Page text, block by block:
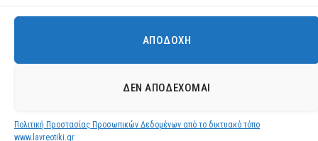
ΑΠΟΔΟΧΉ
ΔΕΝ ΑΠΟΔΈΧΟΜΑΙ
Πολιτική Προστασίας Προσωπικών Δεδομένων από το δικτυακό τόπο
www.lavreotiki.gr
Χρησιμοποιούμε cookies για να σας προσφέρουμε τη βέλτιστη εμπειρία
πλοήγησης στον ιστότοπό μας.
ρυθμίσεις
Αποδοχή